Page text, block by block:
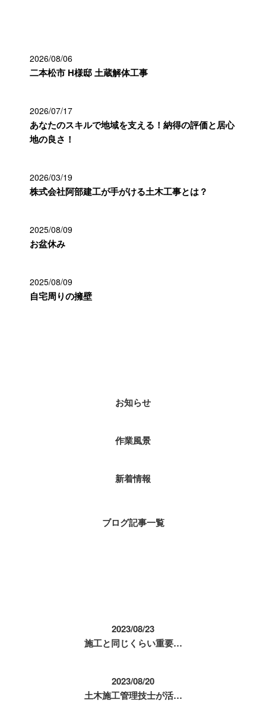
2026/08/06
二本松市 H様邸 土蔵解体工事
2026/07/17
あなたのスキルで地域を支える！納得の評価と居心
地の良さ！
2026/03/19
株式会社阿部建工が手がける土木工事とは？
2025/08/09
お盆休み
2025/08/09
自宅周りの擁壁
お知らせ
作業風景
新着情報
ブログ記事一覧
2023/08/23
施工と同じくらい重要…
2023/08/20
土木施工管理技士が活…